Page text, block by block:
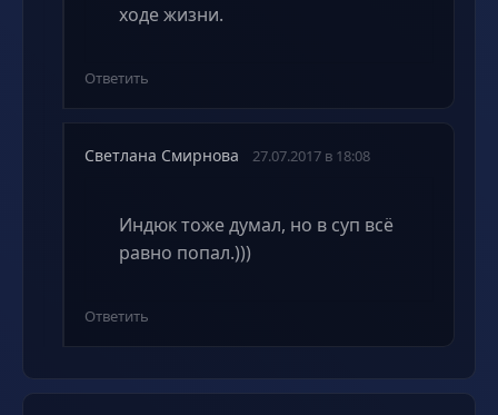
ходе жизни.
Ответить
Светлана Смирнова 27.07.2017 в 18:08
Индюк тоже думал, но в суп всё
равно попал.)))
Ответить